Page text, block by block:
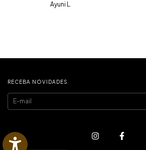
Ayuni L.
RECEBA NOVIDADES